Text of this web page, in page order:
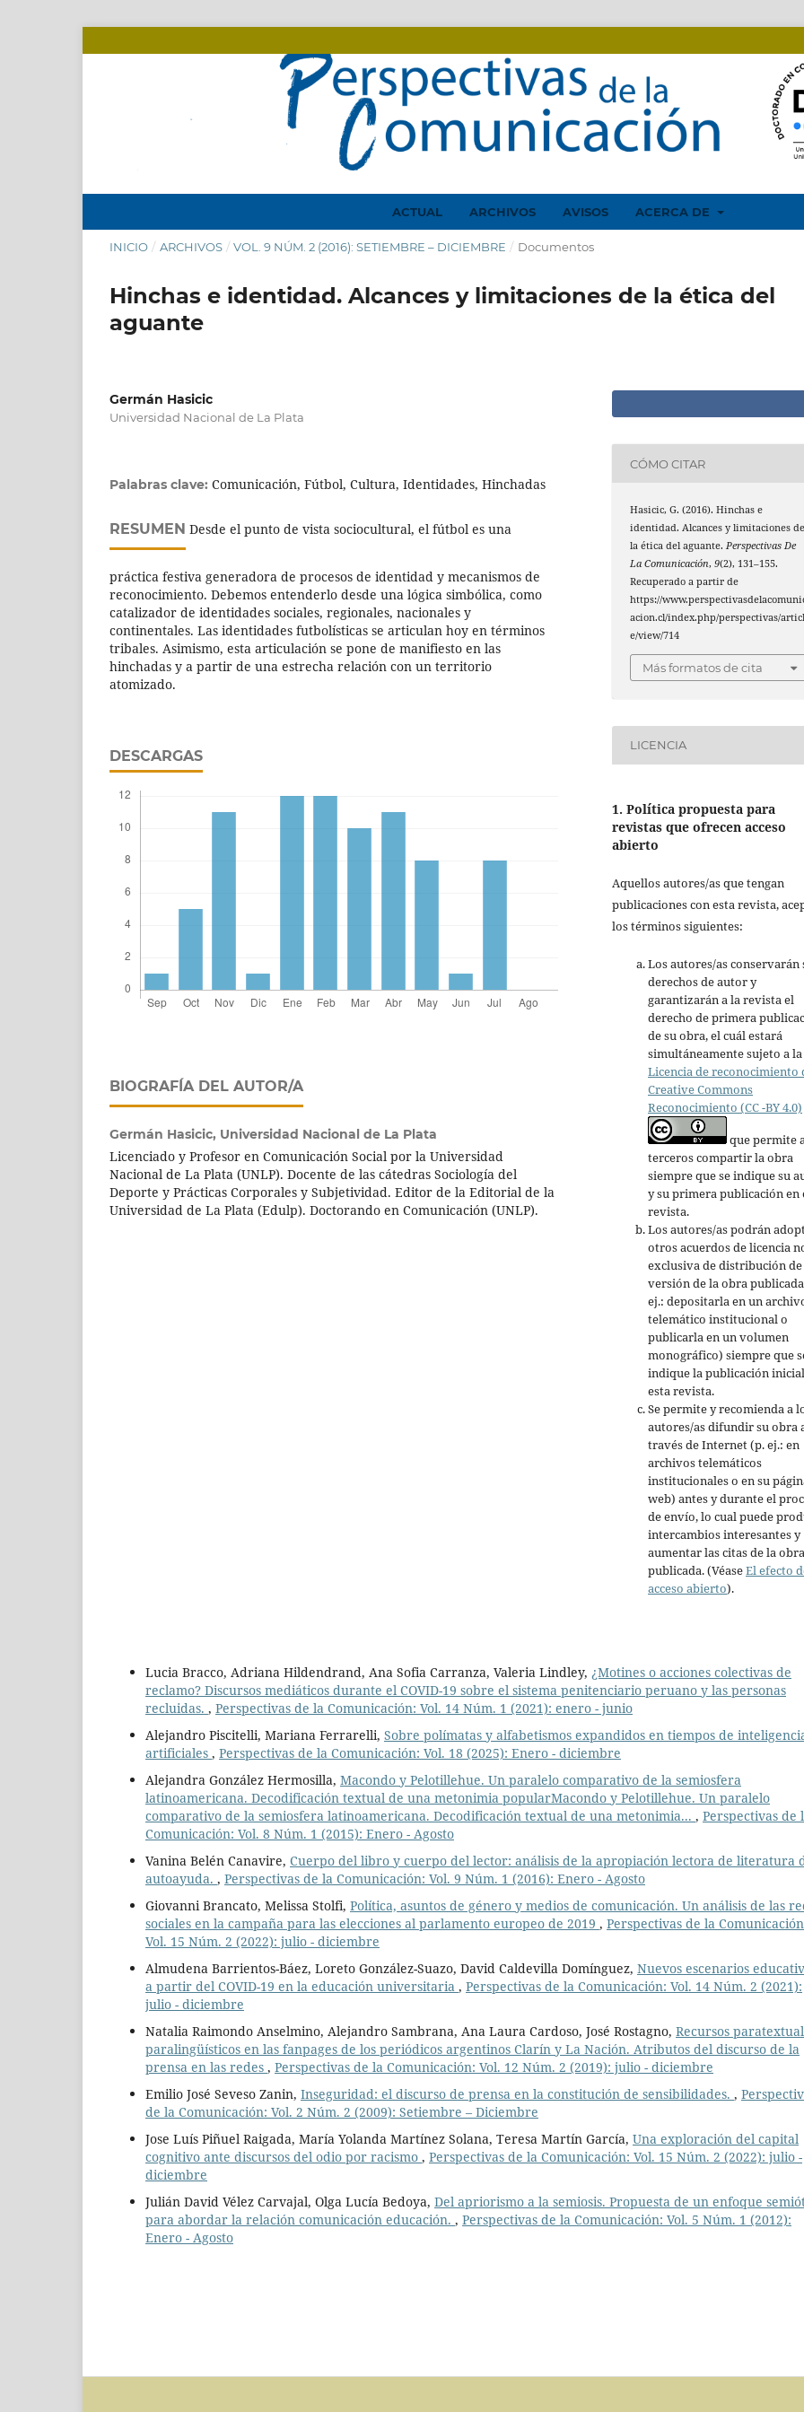
ACTUAL ARCHIVOS AVISOS ACERCA DE
INICIO / ARCHIVOS / VOL. 9 NÚM. 2 (2016): SETIEMBRE – DICIEMBRE / Documentos
Hinchas e identidad. Alcances y limitaciones de la ética del
aguante
Germán Hasicic
Universidad Nacional de La Plata
Palabras clave: Comunicación, Fútbol, Cultura, Identidades, Hinchadas
RESUMEN Desde el punto de vista sociocultural, el fútbol es una
práctica festiva generadora de procesos de identidad y mecanismos de
reconocimiento. Debemos entenderlo desde una lógica simbólica, como
catalizador de identidades sociales, regionales, nacionales y
continentales. Las identidades futbolísticas se articulan hoy en términos
tribales. Asimismo, esta articulación se pone de manifiesto en las
hinchadas y a partir de una estrecha relación con un territorio
atomizado.
DESCARGAS
BIOGRAFÍA DEL AUTOR/A
Germán Hasicic, Universidad Nacional de La Plata
Licenciado y Profesor en Comunicación Social por la Universidad
Nacional de La Plata (UNLP). Docente de las cátedras Sociología del
Deporte y Prácticas Corporales y Subjetividad. Editor de la Editorial de la
Universidad de La Plata (Edulp). Doctorando en Comunicación (UNLP).
CÓMO CITAR
Hasicic, G. (2016). Hinchas e
identidad. Alcances y limitaciones de
la ética del aguante.Perspectivas De
La Comunicación,9(2), 131–155.
Recuperado a partir de
https://
acion.cl/index.php/perspectivas/
e/view/714
Más formatos de cita
LICENCIA
1. Política propuesta para
revistas que ofrecen acceso
abierto
Aquellos autores/as que tengan
publicaciones con esta revista,
los términos siguientes:
Los autores/as conservarán
derechos de autor y
garantizarán a la revista el
derecho de primera
de su obra, el cuál estará
simultáneamente sujeto a la
Licencia de reconocimiento
Creative Commons
Reconocimiento (CC -BY 4.0)
que permite a
terceros compartir la obra
siempre que se indique su
y su primera publicación en
revista.
Los autores/as podrán
otros acuerdos de licencia
exclusiva de distribución de
versión de la obra
ej.: depositarla en un
telemático institucional o
publicarla en un volumen
monográfico) siempre que
indique la publicación
esta revista.
Se permite y recomienda a
autores/as difundir su obra
través de Internet (p. ej.: en
archivos telemáticos
institucionales o en su
web) antes y durante el
de envío, lo cual puede
intercambios interesantes y
aumentar las citas de la obra
publicada. (VéaseEl efecto
acceso abierto).
Lucia Bracco, Adriana Hildendrand, Ana Sofia Carranza, Valeria Lindley, ¿Motines o acciones colectivas de
reclamo? Discursos mediáticos durante el COVID-19 sobre el sistema penitenciario peruano y las personas
recluidas. , Perspectivas de la Comunicación: Vol. 14 Núm. 1 (2021): enero - junio
Alejandro Piscitelli, Mariana Ferrarelli, Sobre polímatas y alfabetismos expandidos en tiempos de
artificiales , Perspectivas de la Comunicación: Vol. 18 (2025): Enero - diciembre
Alejandra González Hermosilla, Macondo y Pelotillehue. Un paralelo comparativo de la semiosfera
latinoamericana. Decodificación textual de una metonimia popularMacondo y Pelotillehue. Un paralelo
comparativo de la semiosfera latinoamericana. Decodificación textual de una metonimia... , Perspectivas de
Comunicación: Vol. 8 Núm. 1 (2015): Enero - Agosto
Vanina Belén Canavire, Cuerpo del libro y cuerpo del lector: análisis de la apropiación lectora de literatura
autoayuda. , Perspectivas de la Comunicación: Vol. 9 Núm. 1 (2016): Enero - Agosto
Giovanni Brancato, Melissa Stolfi, Política, asuntos de género y medios de comunicación. Un análisis de las
sociales en la campaña para las elecciones al parlamento europeo de 2019 , Perspectivas de la
Vol. 15 Núm. 2 (2022): julio - diciembre
Almudena Barrientos-Báez, Loreto González-Suazo, David Caldevilla Domínguez, Nuevos escenarios
a partir del COVID-19 en la educación universitaria , Perspectivas de la Comunicación: Vol. 14 Núm. 2 (2021):
julio - diciembre
Natalia Raimondo Anselmino, Alejandro Sambrana, Ana Laura Cardoso, José Rostagno, Recursos
paralingüísticos en las fanpages de los periódicos argentinos Clarín y La Nación. Atributos del discurso de la
prensa en las redes , Perspectivas de la Comunicación: Vol. 12 Núm. 2 (2019): julio - diciembre
Emilio José Seveso Zanin, Inseguridad: el discurso de prensa en la constitución de sensibilidades. ,
de la Comunicación: Vol. 2 Núm. 2 (2009): Setiembre – Diciembre
Jose Luís Piñuel Raigada, María Yolanda Martínez Solana, Teresa Martín García, Una exploración del capital
cognitivo ante discursos del odio por racismo , Perspectivas de la Comunicación: Vol. 15 Núm. 2 (2022): julio -
diciembre
Julián David Vélez Carvajal, Olga Lucía Bedoya, Del apriorismo a la semiosis. Propuesta de un enfoque
para abordar la relación comunicación educación. , Perspectivas de la Comunicación: Vol. 5 Núm. 1 (2012):
Enero - Agosto